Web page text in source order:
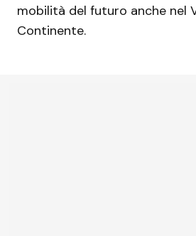
mobilità del futuro anche nel
Continente.